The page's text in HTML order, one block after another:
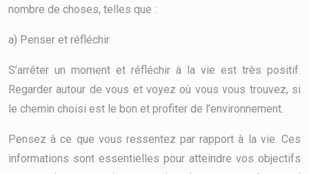
nombre de choses, telles que :
a) Penser et réfléchir
S’arrêter un moment et réfléchir à la vie est très positif.
Regarder autour de vous et voyez où vous vous trouvez, si
le chemin choisi est le bon et profiter de l’environnement.
Pensez à ce que vous ressentez par rapport à la vie. Ces
informations sont essentielles pour atteindre vos objectifs